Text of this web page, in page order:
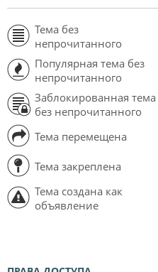
Тема без
непрочитанного
Популярная тема без
непрочитанного
Заблокированная тема
без непрочитанного
Тема перемещена
Тема закреплена
Тема создана как
объявление